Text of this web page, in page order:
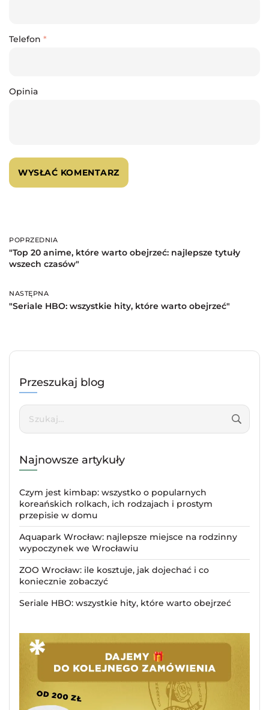
Telefon *
Opinia
POPRZEDNIA
Poprzednia
"Top 20 anime, które warto obejrzeć: najlepsze tytuły
wszech czasów"
NASTĘPNA
Następna
"Seriale HBO: wszystkie hity, które warto obejrzeć"
Przeszukaj blog
Szukaj:
Najnowsze artykuły
Czym jest kimbap: wszystko o popularnych
koreańskich rolkach, ich rodzajach i prostym
przepisie w domu
Aquapark Wrocław: najlepsze miejsce na rodzinny
wypoczynek we Wrocławiu
ZOO Wrocław: ile kosztuje, jak dojechać i co
koniecznie zobaczyć
Seriale HBO: wszystkie hity, które warto obejrzeć